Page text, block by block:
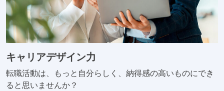
キャリアデザイン力
転職活動は、もっと自分らしく、納得感の高いものにでき
ると思いませんか？